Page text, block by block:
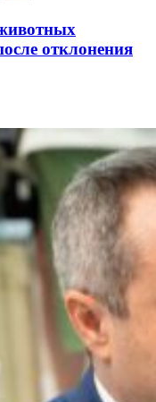
отклонения